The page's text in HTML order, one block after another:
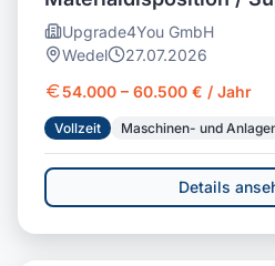
Management
Upgrade4You GmbH
Wedel
27.07.2026
54.000 – 60.500 € / Jahr
Vollzeit Maschinen- und
Details